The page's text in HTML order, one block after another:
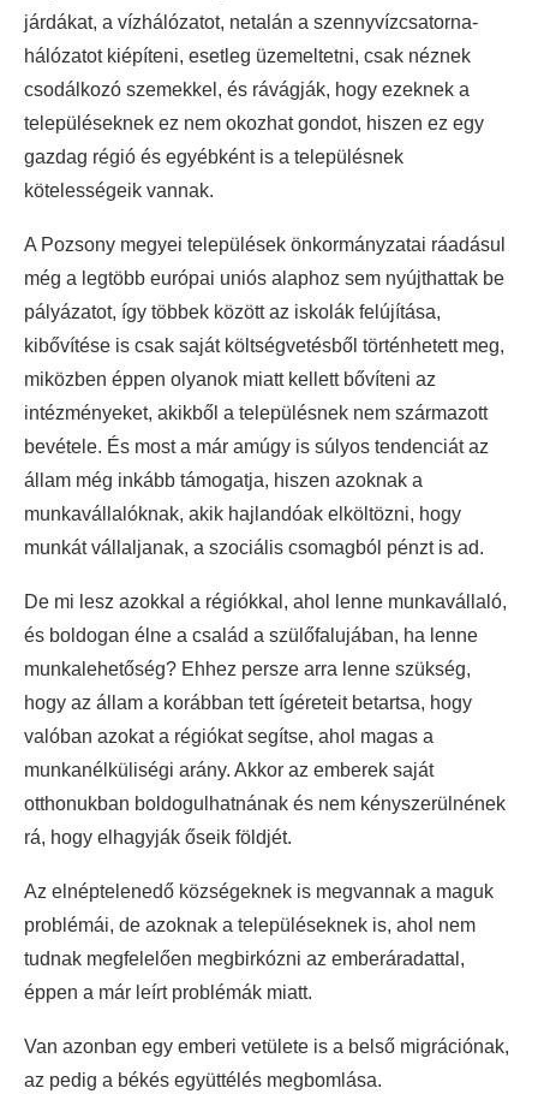
járdákat, a vízhálózatot, netalán a szennyvízcsatorna-
hálózatot kiépíteni, esetleg üzemeltetni, csak néznek
csodálkozó szemekkel, és rávágják, hogy ezeknek a
településeknek ez nem okozhat gondot, hiszen ez egy
gazdag régió és egyébként is a településnek
kötelességeik vannak.
A Pozsony megyei települések önkormányzatai ráadásul
még a legtöbb európai uniós alaphoz sem nyújthattak be
pályázatot, így többek között az iskolák felújítása,
kibővítése is csak saját költségvetésből történhetett meg,
miközben éppen olyanok miatt kellett bővíteni az
intézményeket, akikből a településnek nem származott
bevétele. És most a már amúgy is súlyos tendenciát az
állam még inkább támogatja, hiszen azoknak a
munkavállalóknak, akik hajlandóak elköltözni, hogy
munkát vállaljanak, a szociális csomagból pénzt is ad.
De mi lesz azokkal a régiókkal, ahol lenne munkavállaló,
és boldogan élne a család a szülőfalujában, ha lenne
munkalehetőség? Ehhez persze arra lenne szükség,
hogy az állam a korábban tett ígéreteit betartsa, hogy
valóban azokat a régiókat segítse, ahol magas a
munkanélküliségi arány. Akkor az emberek saját
otthonukban boldogulhatnának és nem kényszerülnének
rá, hogy elhagyják őseik földjét.
Az elnéptelenedő községeknek is megvannak a maguk
problémái, de azoknak a településeknek is, ahol nem
tudnak megfelelően megbirkózni az emberáradattal,
éppen a már leírt problémák miatt.
Van azonban egy emberi vetülete is a belső migrációnak,
az pedig a békés együttélés megbomlása.